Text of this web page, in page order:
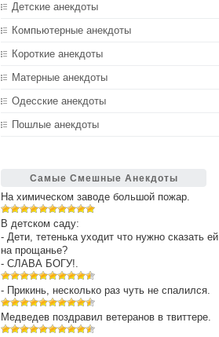
Детские анекдоты
Компьютерные анекдоты
Короткие анекдоты
Матерные анекдоты
Одесские анекдоты
Пошлые анекдоты
Самые Смешные Анекдоты
На химическом заводе большой пожар.
В детском саду:
- Дети, тетенька уходит что нужно сказать ей
на прощанье?
- СЛАВА БОГУ!.
- Прикинь, несколько раз чуть не спалился.
Медведев поздравил ветеранов в твиттере.